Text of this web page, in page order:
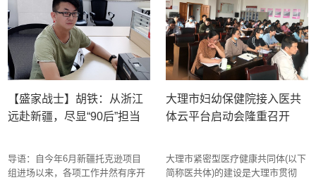
【盛家战士】胡铁：从浙江
远赴新疆，尽显“90后”担当
导语：自今年6月新疆托克逊项目
组进场以来，各项工作井然有序开
大理市妇幼保健院接入医共
体云平台启动会隆重召开
大理市紧密型医疗健康共同体(以下
简称医共体)的建设是大理市贯彻